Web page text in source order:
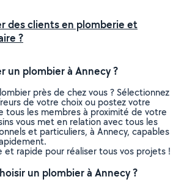
des clients en plomberie et
?
un plombier à Annecy ?
près de chez vous ? Sélectionnez
de votre choix ou postez votre
tous les membres à proximité de votre
vous met en relation avec tous les
et particuliers, à Annecy, capables
et rapide pour réaliser tous vos projets !
un plombier à Annecy ?